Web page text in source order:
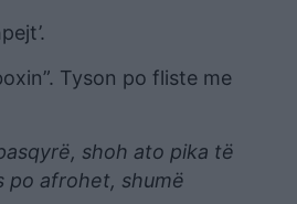
Tyson po fliste me
shoh ato pika të
po afrohet, shumë